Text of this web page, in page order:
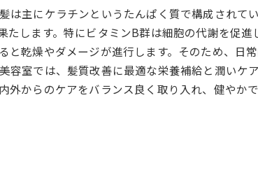
主にケラチンというたんぱく質で構成されてい
します。特にビタミンB群は細胞の代謝を促進
乾燥やダメージが進行します。そのため、日
容室では、髪質改善に最適な栄養補給と潤いケ
外からのケアをバランス良く取り入れ、健やか